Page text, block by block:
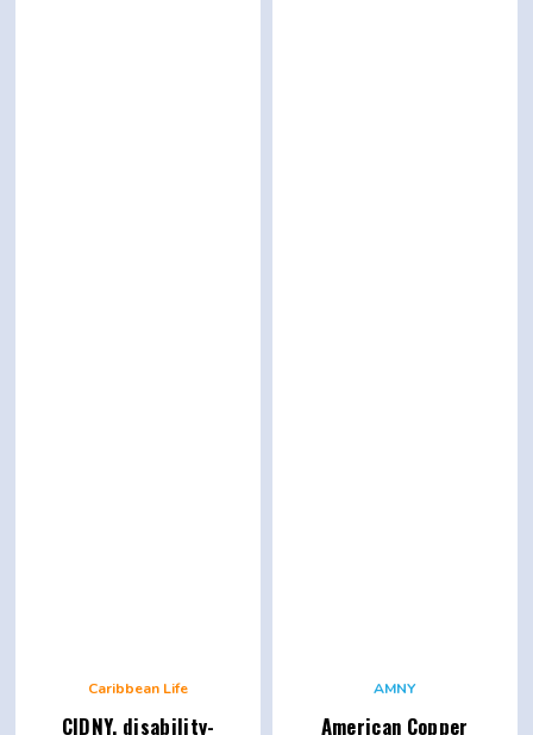
Caribbean Life
CIDNY, disability-
AMNY
American Copper